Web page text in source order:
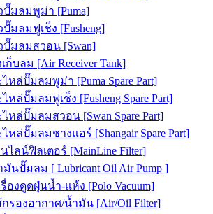
ปั๊มลมพูม่า [Puma]
มลมฟูเช็ง [Fusheng]
ปั๊มลมสวอน [Swan]
เก็บลม [Air Receiver Tank]
ไหล่ปั๊มลมพูม่า [Puma Spare Part]
ไหล่ปั๊มลมฟูเช็ง [Fusheng Spare Part]
ไหล่ปั๊มลมสวอน [Swan Spare Part]
ไหล่ปั๊มลมชางแอร์ [Shangair Spare Part]
นไลน์ฟิลเตอร์ [MainLine Filter]
มันปั๊มลม [ Lubricant Oil Air Pump ]
รื่องดูดฝุ่นน้ำ-แห้ง [Polo Vacuum]
กรองอากาศ/น้ำมัน [Air/Oil Filter]